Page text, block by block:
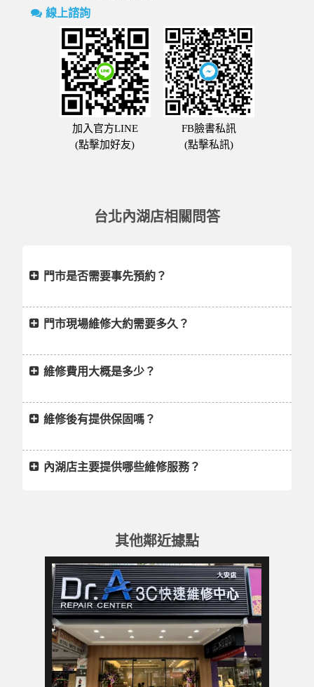
線上諮詢
加入官方LINE
(點擊加好友)
FB臉書私訊
(點擊私訊)
台北內湖店相關問答
門市是否需要事先預約？
門市現場維修大約需要多久？
維修費用大概是多少？
維修後有提供保固嗎？
內湖店主要提供哪些維修服務？
其他鄰近據點